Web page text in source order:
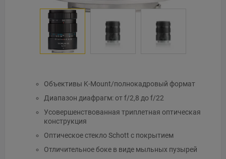
Объективы K-Mount/полнокадровый формат
Диапазон диафрагм: от f/2,8 до f/22
Усовершенствованная триплетная оптическая
конструкция
Оптическое стекло Schott с покрытием
Отличительное боке в виде мыльных пузырей